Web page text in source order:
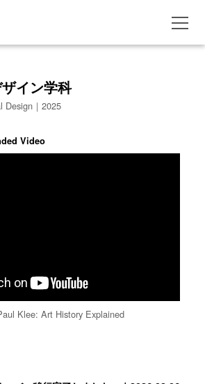
イン学科
Design｜2025
Video
Klee: Art History Explained